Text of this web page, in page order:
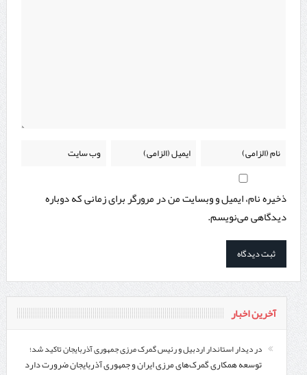
ذخیره نام، ایمیل و وبسایت من در مرورگر برای زمانی که دوباره
دیدگاهی می‌نویسم.
آخرین اخبار
در دیدار استاندار اردبیل و رئیس گمرک مرزی جمهوری آذربایجان تاکید شد؛
توسعه همکاری گمرک‌های مرزی ایران و جمهوری آذربایجان ضرورت دارد